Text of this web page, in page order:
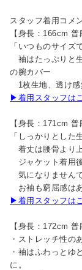
スタッフ着用コメ
【身長：166cm
「いつものサイズ
袖はたっぷりと
の腕カバー
1枚生地、透け感
▶着用スタッフは
【身長：171cm
「しっかりとし
着丈は腰骨より
ジャケット着用
気になりません
お袖も窮屈感は
▶着用スタッフは
【身長：172cm
・ストレッチ性の
・袖はふわっとゆ
に。